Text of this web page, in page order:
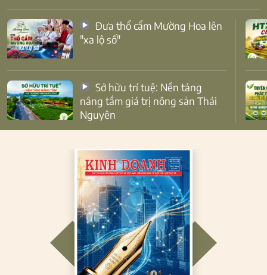
"xa lộ số"
nâng tầm giá trị nông sản Thái
Nguyên